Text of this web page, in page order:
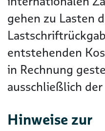
gehen zu Lasten
entstehenden
in Rechnung
ausschließlich der
Hinweise zur